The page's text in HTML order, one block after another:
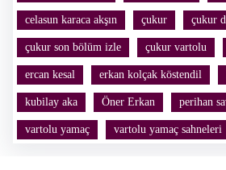
celasun karaca akşın çukur çukur
çukur son bölüm izle çukur vartolu
ercan kesal erkan kolçak köstendil
kubilay aka Öner Erkan perihan
vartolu yamaç vartolu yamaç sahneleri